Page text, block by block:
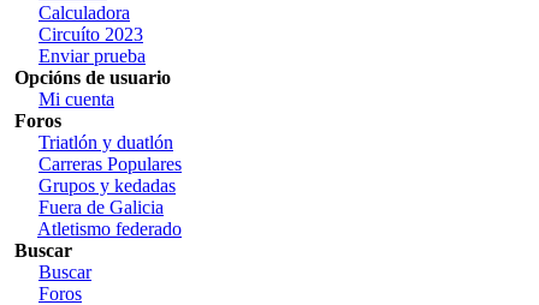
Calculadora
Circuíto 2023
Enviar prueba
Opcións de usuario
Mi cuenta
Foros
Triatlón y duatlón
Carreras Populares
Grupos y kedadas
Fuera de Galicia
Atletismo federado
Buscar
Buscar
Foros